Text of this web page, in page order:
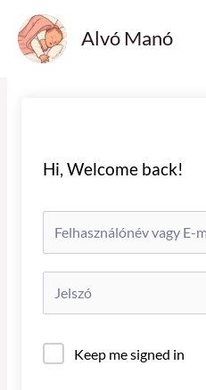
content
Alvó Manó
Hi, Welcome back!
Keep me signed in